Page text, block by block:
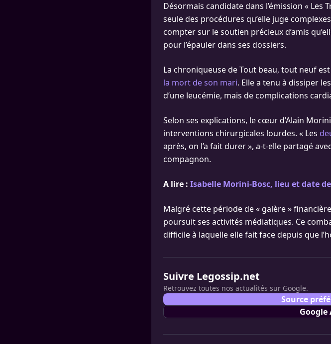
Désormais candidate dans l’émission « Les
seule des procédures qu’elle juge
compter sur le soutien précieux d’amis
pour l’épauler dans ses dossiers.
La chroniqueuse de Tout beau, tout neuf
la mort de son mari. Elle a tenu à dissiper
d’une leucémie, mais de complications
Selon ses explications, le cœur d’Alain
interventions chirurgicales lourdes. « Les
après, on l’a fait durer », a-t-elle partagé
compagnon.
A lire : Isabelle Morini-Bosc, lieu et date
Malgré cette période de « galère »
poursuit ses activités médiatiques. Ce
difficile à laquelle elle fait face depuis que
Suivre Legossip.net
Retrouvez toutes nos actualités sur Google.
Source